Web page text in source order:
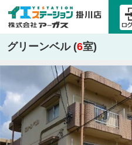
グリーンベル (6室)